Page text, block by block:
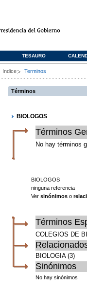
TESAURO
Indice Terminos
Términos
BIOLOGOS
Términos
No hay términos
BIOLOGOS
ninguna referencia
Ver sinónimos o
Términos
COLEGIOS DE
BIOLOGIA(3)
Sinónimos
No hay sinónimos